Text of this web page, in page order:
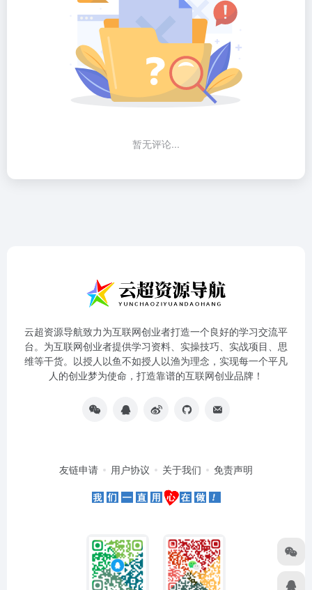
暂无评论...
云超资源导航致力为互联网创业者打造一个良好的学习交流平
台。为互联网创业者提供学习资料、实操技巧、实战项目、思
维等干货。以授人以鱼不如授人以渔为理念，实现每一个平凡
人的创业梦为使命，打造靠谱的互联网创业品牌！
友链申请 用户协议 关于我们 免责声明